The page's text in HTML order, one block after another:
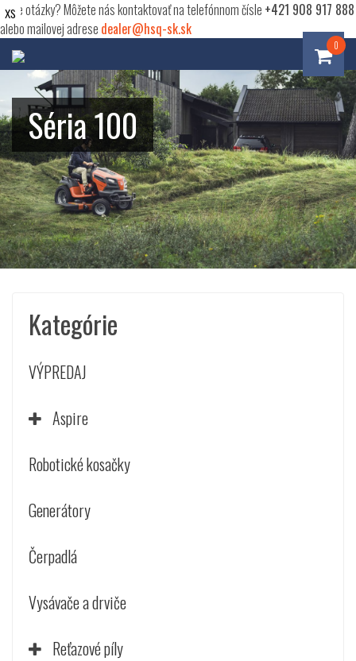
Máte otázky? Môžete nás kontaktovať na telefónnom čísle +421 908 917 888
alebo mailovej adrese dealer@hsq-sk.sk
0
Séria 100
Kategórie
VÝPREDAJ
Aspire
Robotické kosačky
Generátory
Čerpadlá
Vysávače a drviče
Reťazové píly